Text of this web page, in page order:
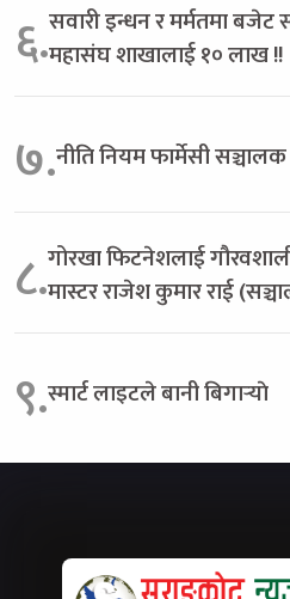
६.सवारी इन्धन र मर्मतमा बजेट
महासंघ शाखालाई १० लाख !!
७.नीति नियम फार्मेसी
८.गोरखा फिटनेशलाई
मास्टर राजेश कुमार राई
९.स्मार्ट लाइटले बानी बिगार्‍याे